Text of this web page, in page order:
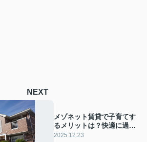
NEXT
メゾネット賃貸で子育てす
るメリットは？快適に過ご
すためのコツも解説
2025.12.23